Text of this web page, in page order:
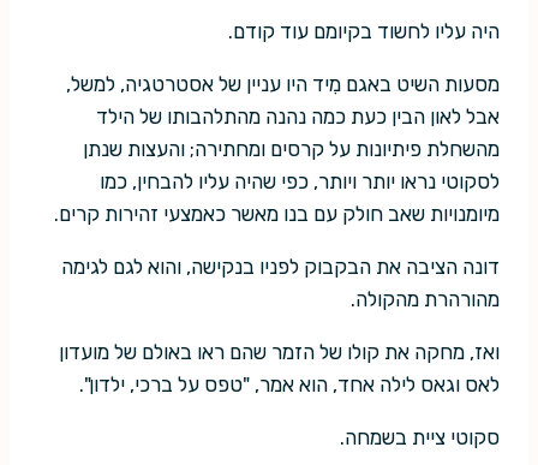
היה עליו לחשוד בקיומם עוד קודם.
מסעות השיט באגם מִיד היו עניין של אסטרטגיה, למשל,
אבל לאון הבין כעת כמה נהנה מהתלהבותו של הילד
מהשחלת פיתיונות על קרסים ומחתירה; והעצות שנתן
לסקוטי נראו יותר ויותר, כפי שהיה עליו להבחין, כמו
מיומנויות שאב חולק עם בנו מאשר כאמצעי זהירות קרים.
דונה הציבה את הבקבוק לפניו בנקישה, והוא לגם לגימה
מהורהרת מהקולה.
ואז, מחקה את קולו של הזמר שהם ראו באולם של מועדון
לאס וגאס לילה אחד, הוא אמר, "טפס על ברכי, ילדון".
סקוטי ציית בשמחה.